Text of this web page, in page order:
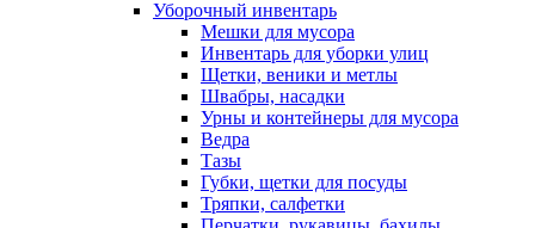
Уборочный инвентарь
Мешки для мусора
Инвентарь для уборки улиц
Щетки, веники и метлы
Швабры, насадки
Урны и контейнеры для мусора
Ведра
Тазы
Губки, щетки для посуды
Тряпки, салфетки